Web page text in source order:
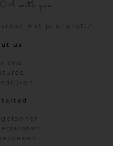
with you
met je bruiloft."
us
ons